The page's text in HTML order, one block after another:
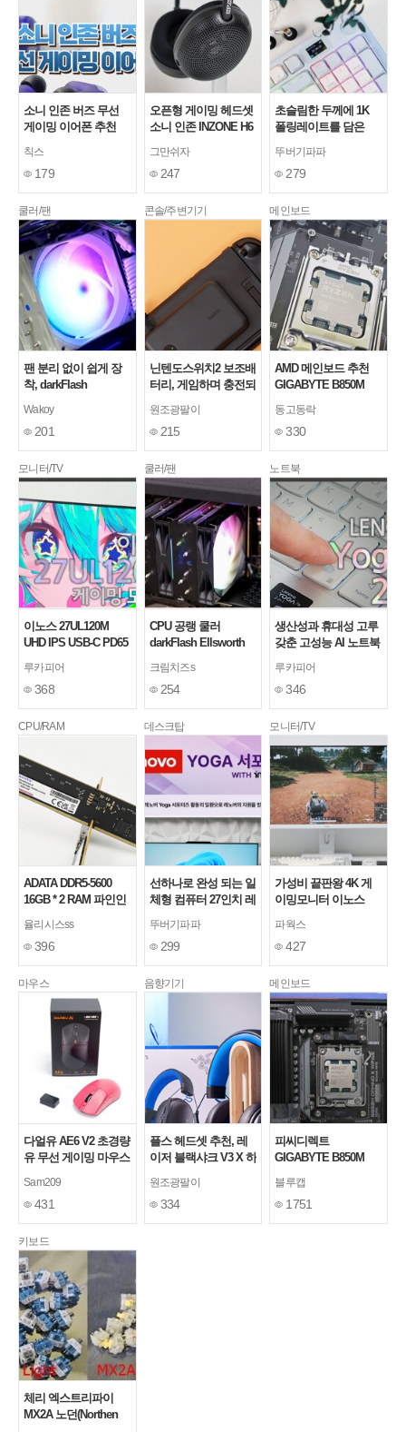
소니 인존 버즈 무선
게이밍 이어폰 추천
칙스
179
오픈형 게이밍 헤드셋
소니 인존 INZONE H6
그만쉬자
247
초슬림한 두께에 1K
폴링레이트를 담은
선 로우 프로파일 기계
식 키보드
뚜버기파파
279
쿨러/팬
팬 분리 없이 쉽게 장
착, darkFlash
ARGB (화이트) 듀얼타
워 CPU쿨러
Wakoy
201
콘솔/주변기기
닌텐도스위치2 보조배
터리, 게임하며 충전되
원조광팔이
215
메인보드
AMD 메인보드 추천
GIGABYTE B850M
이씨현
동고동락
330
모니터/TV
이노스 27UL120M
UHD IPS USB-C PD65
니터 사용기
루카피어
368
쿨러/팬
CPU 공랭 쿨러
darkFlash Ellsworth
용기
크림치즈s
254
노트북
생산성과 휴대성 고루
갖춘 고성능 AI 노트북
2in1 노트북 한 달 사용
기
루카피어
346
CPU/RAM
ADATA DDR5-5600
16GB * 2 RAM 파인인
사용 후기
율리시스ss
396
데스크탑
선하나로 완성 되는 일
체형 컴퓨터 27인치 레
IdeaCentre AIO 실 사
용기(27ILL11)
뚜버기파파
299
모니터/TV
가성비 끝판왕 4K 게
이밍모니터 이노스
USB-C HDR Ai GEN
멀티스탠드 무결점 사
용후기
파웍스
427
마우스
다얼유 AE6 V2 초경량
유 무선 게이밍 마우스
Sam209
431
음향기기
플스 헤드셋 추천, 레
이저 블랙샤크 V3 X 하
원조광팔이
334
메인보드
피씨디렉트
GIGABYTE B850M
AMD 9850X3D 필드테
스트 (퀘이사존 & 피씨
디렉트 제공)
블루캡
1751
키보드
체리 엑스트리파이
MX2A 노던(Northen